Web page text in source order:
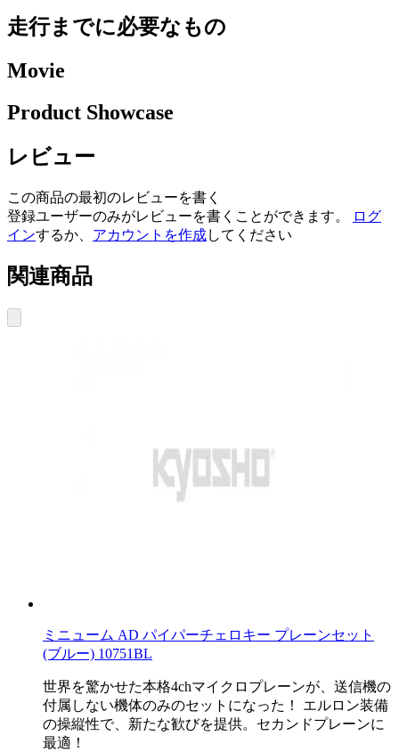
走行までに必要なもの
Movie
Product Showcase
レビュー
この商品の最初のレビューを書く
登録ユーザーのみがレビューを書くことができます。
ログ
インするか、 アカウントを作成してください
関連商品
ミニューム AD パイパーチェロキー プレーンセット
(ブルー) 10751BL
世界を驚かせた本格4chマイクロプレーンが、送信機の
付属しない機体のみのセットになった！ エルロン装備
の操縦性で、新たな歓びを提供。セカンドプレーンに
最適！